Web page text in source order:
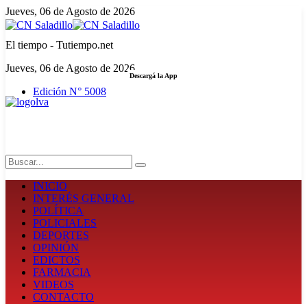
Jueves, 06 de Agosto de 2026
El tiempo - Tutiempo.net
Jueves, 06 de Agosto de 2026
Edición N° 5008
Descargá la App
INICIO
INTERÉS GENERAL
POLÍTICA
POLICIALES
DEPORTES
OPINIÓN
EDICTOS
FARMACIA
VIDEOS
CONTACTO